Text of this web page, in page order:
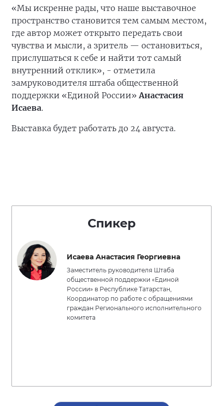
«Мы искренне рады, что наше выставочное
пространство становится тем самым местом,
где автор может открыто передать свои
чувства и мысли, а зритель — остановиться,
прислушаться к себе и найти тот самый
внутренний отклик», - отметила
замруководителя штаба общественной
поддержки «Единой России»Анастасия
Исаева.
Выставка будет работать до 24 августа.
Спикер
Исаева Анастасия Георгиевна
Заместитель руководителя Штаба
общественной поддержки «Единой
России» в Республике Татарстан,
Координатор по работе с обращениями
граждан Регионального исполнительного
комитета